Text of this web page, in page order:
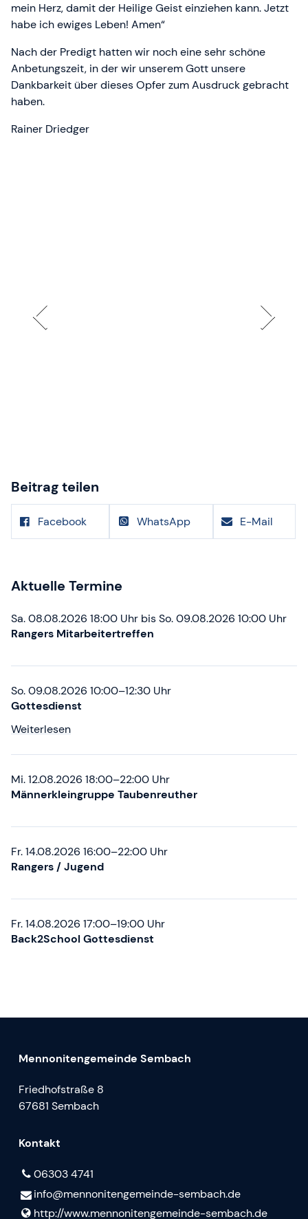
mein Herz, damit der Heilige Geist einziehen kann. Jetzt
habe ich ewiges Leben! Amen“
Nach der Predigt hatten wir noch eine sehr schöne
Anbetungszeit, in der wir unserem Gott unsere
Dankbarkeit über dieses Opfer zum Ausdruck gebracht
haben.
Rainer Driedger
Beitrag teilen
Facebook WhatsApp E-Mail
Aktuelle Termine
Sa. 08.08.2026 18:00 Uhr bisSo. 09.08.2026 10:00 Uhr
Rangers Mitarbeitertreffen
So. 09.08.2026 10:00–12:30 Uhr
Gottesdienst
Weiterlesen
Mi. 12.08.2026 18:00–22:00 Uhr
Männerkleingruppe Taubenreuther
Fr. 14.08.2026 16:00–22:00 Uhr
Rangers / Jugend
Fr. 14.08.2026 17:00–19:00 Uhr
Back2School Gottesdienst
Mennonitengemeinde Sembach
Friedhofstraße 8
67681 Sembach
Kontakt
06303 4741
info@​mennonitengemeinde-sembach.​de
http://www.​mennonitengemeinde-sembach.​de